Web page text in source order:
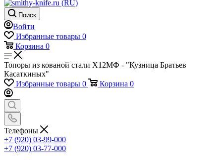
Поиск
Войти
Избранные товары 0
Корзина 0
Топоры из кованой стали Х12МФ - "Кузница Братьев
Касаткиных"
Избранные товары 0 Корзина 0
Телефоны
+7 (920) 03-99-000
+7 (920) 03-77-000